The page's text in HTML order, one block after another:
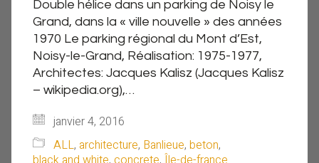
Double hélice dans un parking de Noisy le
Grand, dans la « ville nouvelle » des années
1970 Le parking régional du Mont d’Est,
Noisy-le-Grand, Réalisation: 1975-1977,
Architectes: Jacques Kalisz (Jacques Kalisz
– wikipedia.org),…
janvier 4, 2016
ALL, architecture, Banlieue, beton,